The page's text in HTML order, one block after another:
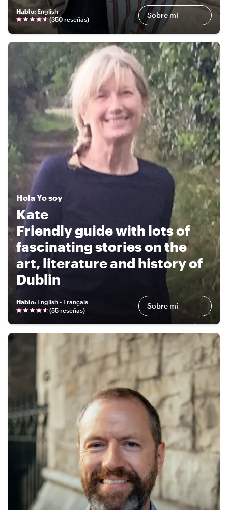
Hablo:English
(350 reseñas) Sobre mí
HolaYo soy
Kate
Friendly guide with lots of
fascinating stories on the
art, literature and history of
Dublin
Hablo: English • Français
(55 reseñas) Sobre mí